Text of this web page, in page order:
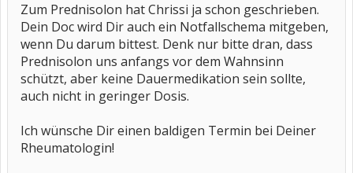
Zum Prednisolon hat Chrissi ja schon geschrieben.
Dein Doc wird Dir auch ein Notfallschema mitgeben,
wenn Du darum bittest. Denk nur bitte dran, dass
Prednisolon uns anfangs vor dem Wahnsinn
schützt, aber keine Dauermedikation sein sollte,
auch nicht in geringer Dosis.
Ich wünsche Dir einen baldigen Termin bei Deiner
Rheumatologin!